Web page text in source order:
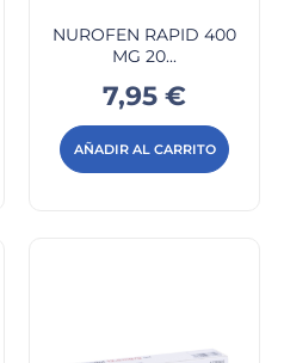
NUROFEN RAPID 400
MG 20...
Precio
7,95 €
AÑADIR AL CARRITO